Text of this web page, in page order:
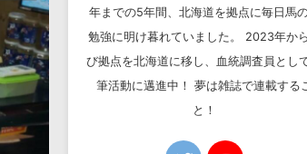
年までの5年間、北海道を拠点に毎日馬
勉強に明け暮れていました。 2023年か
び拠点を北海道に移し、血統調査員とし
筆活動に邁進中！ 夢は雑誌で連載する
と！